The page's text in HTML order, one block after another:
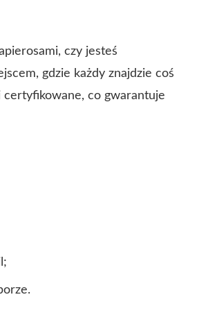
czy jesteś
gdzie każdy znajdzie coś
certyfikowane, co gwarantuje